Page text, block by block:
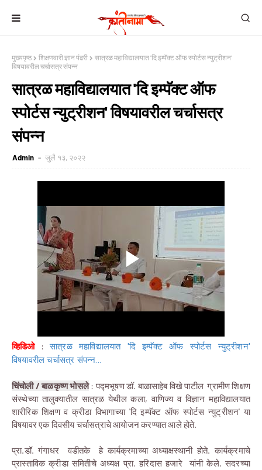
मुख्यपृष्ठ शिक्षणवारी ज्ञान पंढरी
सात्रळ महाविद्यालयात 'दि इम्पॅक्ट ऑफ स्पोर्टस न्युट्रीशन'
विषयावरील चर्चासत्र संपन्न
सात्रळ महाविद्यालयात 'दि इम्पॅक्ट ऑफ
स्पोर्टस न्युट्रीशन' विषयावरील चर्चासत्र
संपन्न
Admin जुलै १३, २०२२
व्हिडिओ:सात्रळ महाविद्यालयात 'दि इम्पॅक्ट ऑफ स्पोर्टस न्युट्रीशन'
विषयावरील चर्चासत्र संपन्न...
चिंचोली / बाळकृष्ण भोसले: पद्मभूषण डॉ. बाळासाहेब विखे पाटील ग्रामीण शिक्षण
संस्थेच्या तालुक्यातील सात्रळ येथील कला, वाणिज्य व विज्ञान महाविद्यालयात
शारीरिक शिक्षण व क्रीडा विभागाच्या 'दि इम्पॅक्ट ऑफ स्पोर्टस न्युट्रीशन' या
विषयावर एक दिवसीय चर्चासत्राचे आयोजन करण्यात आले होते.
प्रा.डॉ. गंगाधर वडीतके हे कार्यक्रमाच्या अध्याक्षस्थानी होते. कार्यक्रमाचे
प्रास्ताविक क्रीडा समितीचे अध्यक्ष प्रा. हरिदास हजारे यांनी केले.सदरच्या